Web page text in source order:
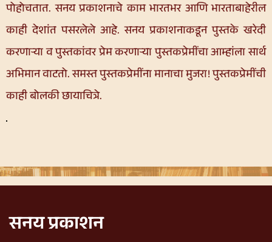
पोहोचतात. सनय प्रकाशनाचे काम भारतभर आणि भारताबाहेरील
काही देशांत पसरलेले आहे. सनय प्रकाशनाकडून पुस्तके खरेदी
करणाऱ्या व पुस्तकांवर प्रेम करणाऱ्या पुस्तकप्रेमींचा आम्हांला सार्थ
अभिमान वाटतो. समस्त पुस्तकप्रेमींना मानाचा मुजरा! पुस्तकप्रेमींची
काही बोलकी छायाचित्रे.
सनय प्रकाशन